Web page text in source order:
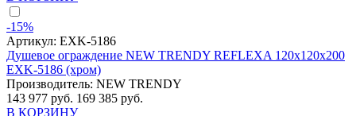
-15%
Артикул: EXK-5186
Душевое ограждение NEW TRENDY REFLEXA 120x120x200
EXK-5186 (хром)
Производитель: NEW TRENDY
143 977 руб. 169 385 руб.
В КОРЗИНУ